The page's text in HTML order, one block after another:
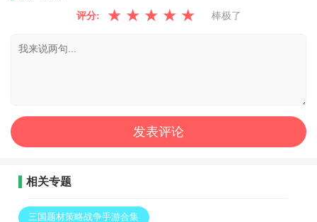
评分: ★ ★ ★ ★ ★ 棒极了
相关专题
三国题材策略战争手游合集